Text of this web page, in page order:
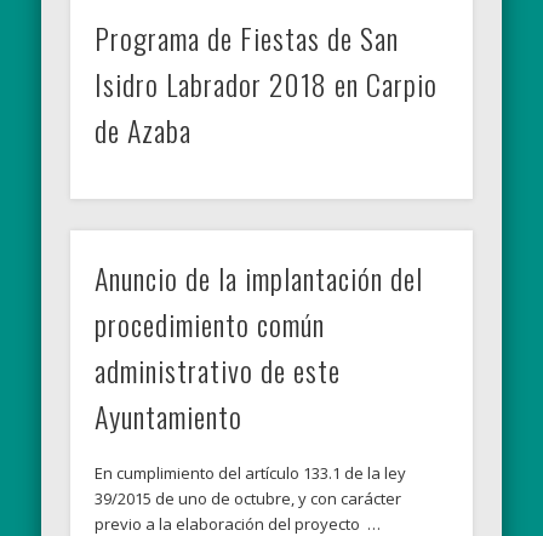
Programa de Fiestas de San
Isidro Labrador 2018 en Carpio
de Azaba
Anuncio de la implantación del
procedimiento común
administrativo de este
Ayuntamiento
En cumplimiento del artículo 133.1 de la ley
39/2015 de uno de octubre, y con carácter
previo a la elaboración del proyecto …